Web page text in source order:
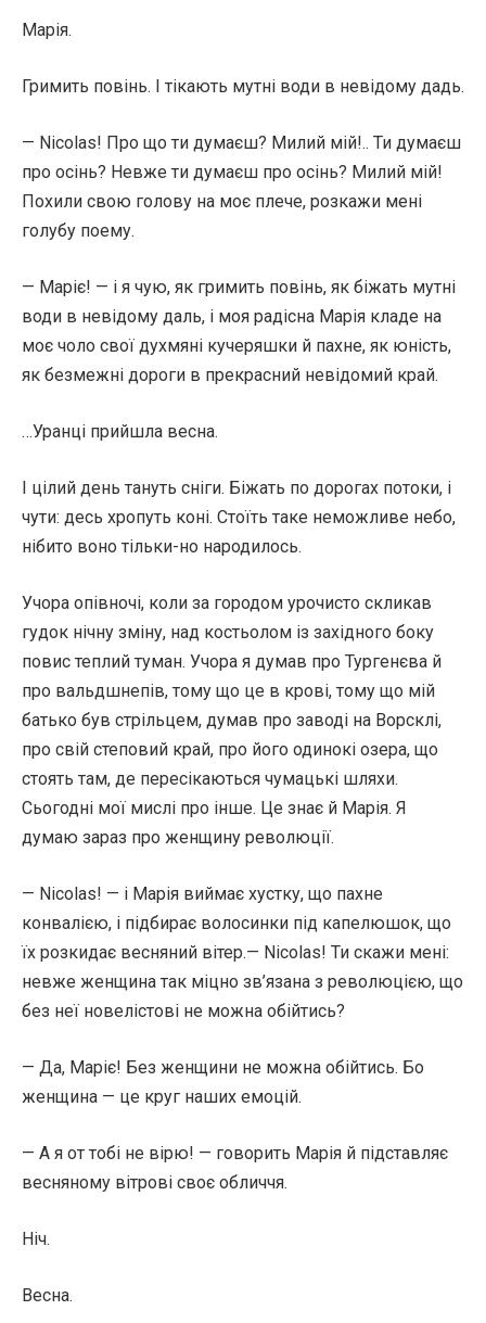
Марія.
Гримить повінь. І тікають мутні води в невідому дадь.
— Nicolas! Про що ти думаєш? Милий мій!.. Ти думаєш
про осінь? Невже ти думаєш про осінь? Милий мій!
Похили свою голову на моє плече, розкажи мені
голубу поему.
— Маріє! — і я чую, як гримить повінь, як біжать мутні
води в невідому даль, і моя радісна Марія кладе на
моє чоло свої духмяні кучеряшки й пахне, як юність,
як безмежні дороги в прекрасний невідомий край.
…Уранці прийшла весна.
І цілий день тануть сніги. Біжать по дорогах потоки, і
чути: десь хропуть коні. Стоїть таке неможливе небо,
нібито воно тільки-но народилось.
Учора опівночі, коли за городом урочисто скликав
гудок нічну зміну, над костьолом із західного боку
повис теплий туман. Учора я думав про Тургенєва й
про вальдшнепів, тому що це в крові, тому що мій
батько був стрільцем, думав про заводі на Ворсклі,
про свій степовий край, про його одинокі озера, що
стоять там, де пересікаються чумацькі шляхи.
Сьогодні мої мислі про інше. Це знає й Марія. Я
думаю зараз про женщину революції.
— Nicolas! — і Марія виймає хустку, що пахне
конвалією, і підбирає волосинки під капелюшок, що
їх розкидає весняний вітер.— Nicolas! Ти скажи мені:
невже женщина так міцно зв’язана з революцією, що
без неї новелістові не можна обійтись?
— Да, Маріє! Без женщини не можна обійтись. Бо
женщина — це круг наших емоцій.
— А я от тобі не вірю! — говорить Марія й підставляє
весняному вітрові своє обличчя.
Ніч.
Весна.